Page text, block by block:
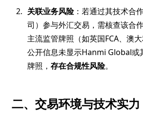
关联业务风险：若通过其技术合
司）参与外汇交易，需核查该合
主流监管牌照（如英国FCA、澳
公开信息未显示Hanmi Global或
牌照， 存在合规性风险。
二、交易环境与技术实力